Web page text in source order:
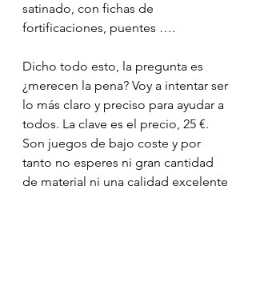
satinado, con fichas de
fortificaciones, puentes ….
Dicho todo esto, la pregunta es
¿merecen la pena? Voy a intentar ser
lo más claro y preciso para ayudar a
todos. La clave es el precio, 25 €.
Son juegos de bajo coste y por
tanto no esperes ni gran cantidad
de material ni una calidad excelente